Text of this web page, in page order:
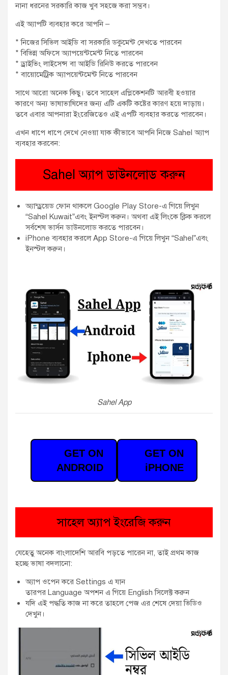
নানা ধরনের সরকারি কাজ খুব সহজে করা সম্ভব।
এই অ্যাপটি ব্যবহার করে আপনি –
* নিজের সিভিল আইডি বা সরকারি ডকুমেন্ট দেখতে পারবেন
* বিভিন্ন অফিসে অ্যাপয়েন্টমেন্ট নিতে পারবেন
* ড্রাইভিং লাইসেন্স বা আইডি রিনিউ করতে পারবেন
* বায়োমেট্রিক অ্যাপয়েন্টমেন্ট নিতে পারবেন
সাথে আরো অনেক কিছু। তবে সাহেল এপ্লিকেশনটি আরবী হওয়ার
কারণে অন্য ভাষাভাষিদের জন্য এটি একটি কষ্টের কারণ হয়ে দাড়ায়।
তবে এবার আপনারা ইংরেজিতেও এই এপটি ব্যবহার করতে পারবেন।
এখন ধাপে ধাপে দেখে নেওয়া যাক কীভাবে আপনি নিজে Sahel অ্যাপ
ব্যবহার করবেন:
Sahel অ্যাপ ডাউনলোড করুন
অ্যান্ড্রয়েড ফোন থাকলে Google Play Store-এ গিয়ে লিখুন
“Sahel Kuwait”এবং ইনস্টল করুন। অথবা এই লিংকে ক্লিক করলে
সর্বশেষ ভার্সন ডাউনলোড করতে পারবেন।
iPhone ব্যবহার করলে App Store-এ গিয়ে লিখুন “Sahel”এবং
ইনস্টল করুন।
Sahel App
GET ON
ANDROID
GET ON
iPHONE
সাহেল অ্যাপ ইংরেজি করুন
যেহেতু অনেক বাংলাদেশি আরবি পড়তে পারেন না, তাই প্রথম কাজ
হচ্ছে ভাষা বদলানো:
অ্যাপ ওপেন করে Settings এ যান
তারপর Language অপশন এ গিয়ে English সিলেক্ট করুন
যদি এই পদ্ধতি কাজ না করে তাহলে পেজ এর শেষে দেয়া ভিডিও
দেখুন।